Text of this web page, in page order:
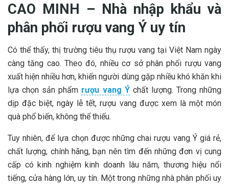
CAO MINH – Nhà nhập khẩu và
phân phối rượu vang Ý uy tín
Có thể thấy, thị trường tiêu thụ rượu vang tại Việt Nam ngày
càng tăng cao. Theo đó, nhiều cơ sở phân phối rượu vang
xuất hiện nhiều hơn, khiến người dùng gặp nhiều khó khăn khi
lựa chọn sản phẩm rượu vang Ýchất lượng. Trong những
dịp đặc biệt, ngày lễ tết, rượu vang được xem là một món
quà phổ biến, không thể thiếu.
Tuy nhiên, để lựa chọn được những chai rượu vang Ý giá rẻ,
chất lượng, chính hãng, bạn nên tìm đến những đơn vị cung
cấp có kinh nghiệm kinh doanh lâu năm, thương hiệu nổi
tiếng, cửa hàng lớn, uy tín. Một trong những nhà phân phối uy